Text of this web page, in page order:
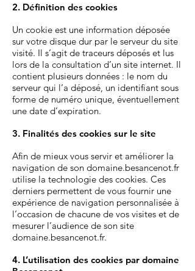
2. Définition des cookies
Un cookie est une information déposée
sur votre disque dur par le serveur du site
visité. Il s’agit de traceurs déposés et lus
lors de la consultation d’un site internet. Il
contient plusieurs données : le nom du
serveur qui l’a déposé, un identifiant sous
forme de numéro unique, éventuellement
une date d’expiration.
3. Finalités des cookies sur le site
Afin de mieux vous servir et améliorer la
navigation de son domaine.besancenot.fr
utilise la technologie des cookies. Ces
derniers permettent de vous fournir une
expérience de navigation personnalisée à
l’occasion de chacune de vos visites et de
mesurer l’audience de son site
domaine.besancenot.fr.
4. L’utilisation des cookies par domaine